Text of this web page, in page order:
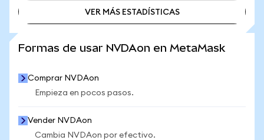
VER MÁS ESTADÍSTICAS
Formas de usar NVDAon en MetaMask
Comprar NVDAon
Empieza en pocos pasos.
Vender NVDAon
Cambia NVDAon por efectivo.